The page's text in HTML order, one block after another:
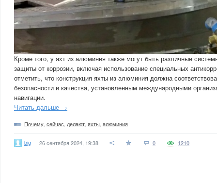
Кроме того, у яхт из алюминия также могут быть различные
защиты от коррозии, включая использование специальных
отметить, что конструкция яхты из алюминия должна
безопасности и качества, установленным международными
навигации.
Читать дальше →
Почему сейчас делают яхты алюминия
big 26 сентября 2024, 19:38 0 1210